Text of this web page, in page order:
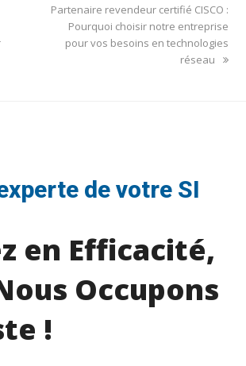
next
post:
Partenaire revendeur certifié CISCO :
Pourquoi choisir notre entreprise
pour vos besoins en technologies
réseau
de votre SI
en Efficacité,
Occupons
!